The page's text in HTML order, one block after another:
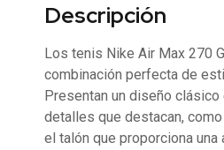
Descripción
Los tenis Nike Air Max 270
combinación perfecta de
Presentan un diseño clásico
detalles que destacan,
el talón que proporciona una